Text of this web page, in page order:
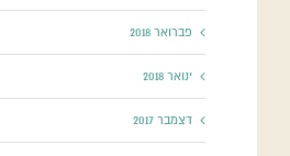
פברואר 2018
ינואר 2018
דצמבר 2017